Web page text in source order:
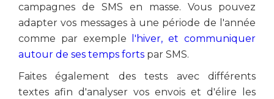
campagnes de SMS en masse. Vous pouvez
adapter vos messages à une période de l'année
comme par exemple l'hiver, et communiquer
autour de ses temps forts par SMS.
Faites également des tests avec différents
textes afin d'analyser vos envois et d'élire les